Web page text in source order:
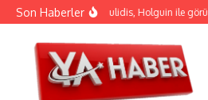
İçeriğe atla
Son HaberlerHristodulidis, Holguin ile